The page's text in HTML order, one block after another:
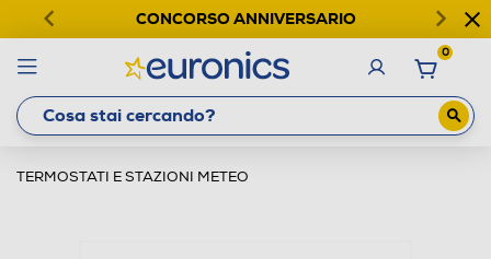
CONCORSO ANNIVERSARIO
0
TERMOSTATI E STAZIONI METEO